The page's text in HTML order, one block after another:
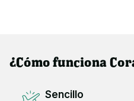
¿Cómo funciona
Sencillo